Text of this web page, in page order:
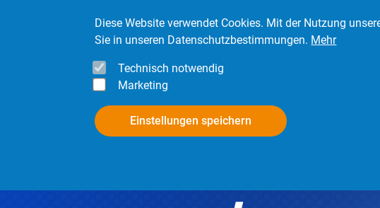
Diese Website verwendet Cookies. Mit der Nutzung
Sie in unseren Datenschutzbestimmungen. Mehr
Technisch notwendig
Marketing
Einstellungen speichern